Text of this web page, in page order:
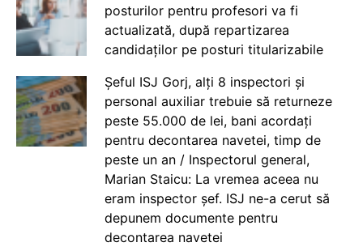
posturilor pentru profesori va fi
actualizată, după repartizarea
candidaților pe posturi titularizabile
Șeful ISJ Gorj, alți 8 inspectori și
personal auxiliar trebuie să returneze
peste 55.000 de lei, bani acordați
pentru decontarea navetei, timp de
peste un an / Inspectorul general,
Marian Staicu: La vremea aceea nu
eram inspector șef. ISJ ne-a cerut să
depunem documente pentru
decontarea navetei